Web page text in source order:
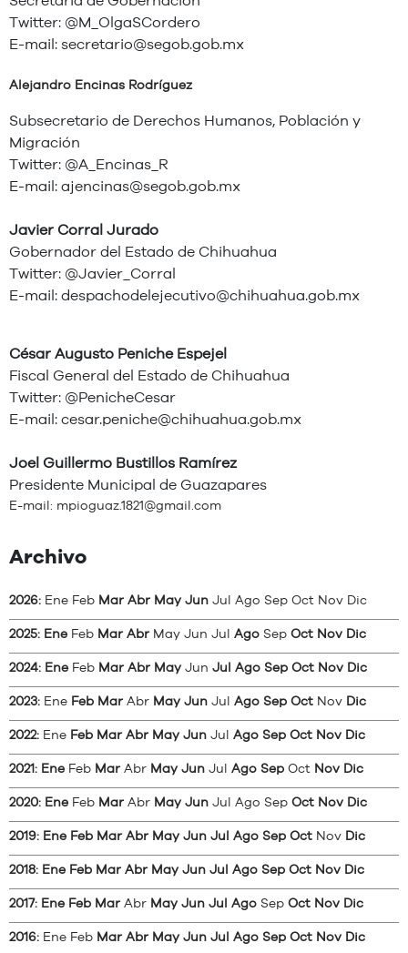
Twitter: @M_OlgaSCordero
E-mail: secretario@segob.gob.mx
Alejandro Encinas Rodríguez
Subsecretario de Derechos Humanos, Población y
Migración
Twitter: @A_Encinas_R
E-mail: ajencinas@segob.gob.mx
Javier Corral Jurado
Gobernador del Estado de Chihuahua
Twitter: @Javier_Corral
E-mail: despachodelejecutivo@chihuahua.gob.mx
César Augusto Peniche Espejel
Fiscal General del Estado de Chihuahua
Twitter: @PenicheCesar
E-mail: cesar.peniche@chihuahua.gob.mx
Joel Guillermo Bustillos Ramírez
Presidente Municipal de Guazapares
E-mail: mpioguaz.1821@gmail.com
Archivo
2026: Ene Feb Mar Abr May Jun Jul Ago Sep Oct Nov Dic
2025: Ene Feb Mar Abr May Jun Jul Ago Sep Oct Nov Dic
2024: Ene Feb Mar Abr May Jun Jul Ago Sep Oct Nov Dic
2023: Ene Feb Mar Abr May Jun Jul Ago Sep Oct Nov Dic
2022: Ene Feb Mar Abr May Jun Jul Ago Sep Oct Nov Dic
2021: Ene Feb Mar Abr May Jun Jul Ago Sep Oct Nov Dic
2020: Ene Feb Mar Abr May Jun Jul Ago Sep Oct Nov Dic
2019: Ene Feb Mar Abr May Jun Jul Ago Sep Oct Nov Dic
2018: Ene Feb Mar Abr May Jun Jul Ago Sep Oct Nov Dic
2017: Ene Feb Mar Abr May Jun Jul Ago Sep Oct Nov Dic
2016: Ene Feb Mar Abr May Jun Jul Ago Sep Oct Nov Dic